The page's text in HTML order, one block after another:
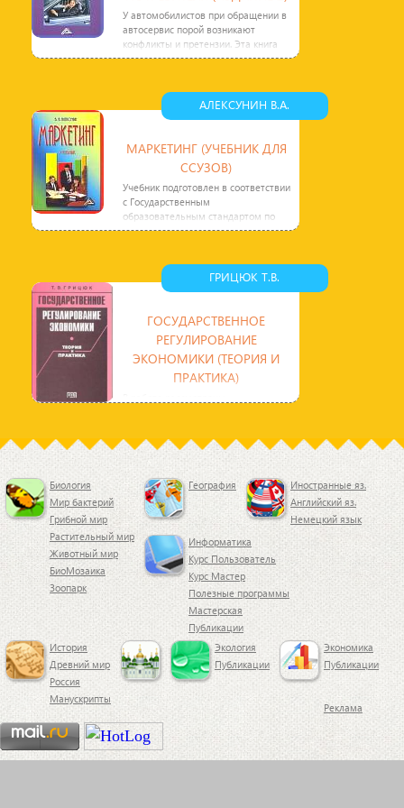
У автомобилистов при обращении в
автосервис порой возникают
конфликты и претензии. Эта книга
поможет ориентироваться в
АЛЕКСУНИН В.А.
МАРКЕТИНГ (УЧЕБНИК ДЛЯ
ССУЗОВ)
Учебник подготовлен в соответствии
с Государственным
образовательным стандартом по
специальности Маркетинг.
ГРИЦЮК Т.В.
ГОСУДАРСТВЕННОЕ
РЕГУЛИРОВАНИЕ
ЭКОНОМИКИ (ТЕОРИЯ И
ПРАКТИКА)
регулирования межбюджетных
Биология
Мир бактерий
Грибной мир
Растительный мир
Животный мир
БиоМозаика
Зоопарк
География
Иностранные яз.
Английский яз.
Немецкий язык
Информатика
Курс Пользователь
Курс Мастер
Полезные программы
Мастерская
Публикации
История
Древний мир
Россия
Манускрипты
Экология
Публикации
Экономика
Публикации
Реклама